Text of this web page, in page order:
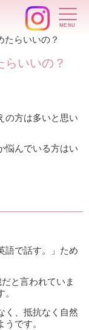
たらいいの？
いいの？
の方は多いと思い
悩んでいる方はい
語で話す。」ため
と言われていま
く、抵抗なく自然
です。